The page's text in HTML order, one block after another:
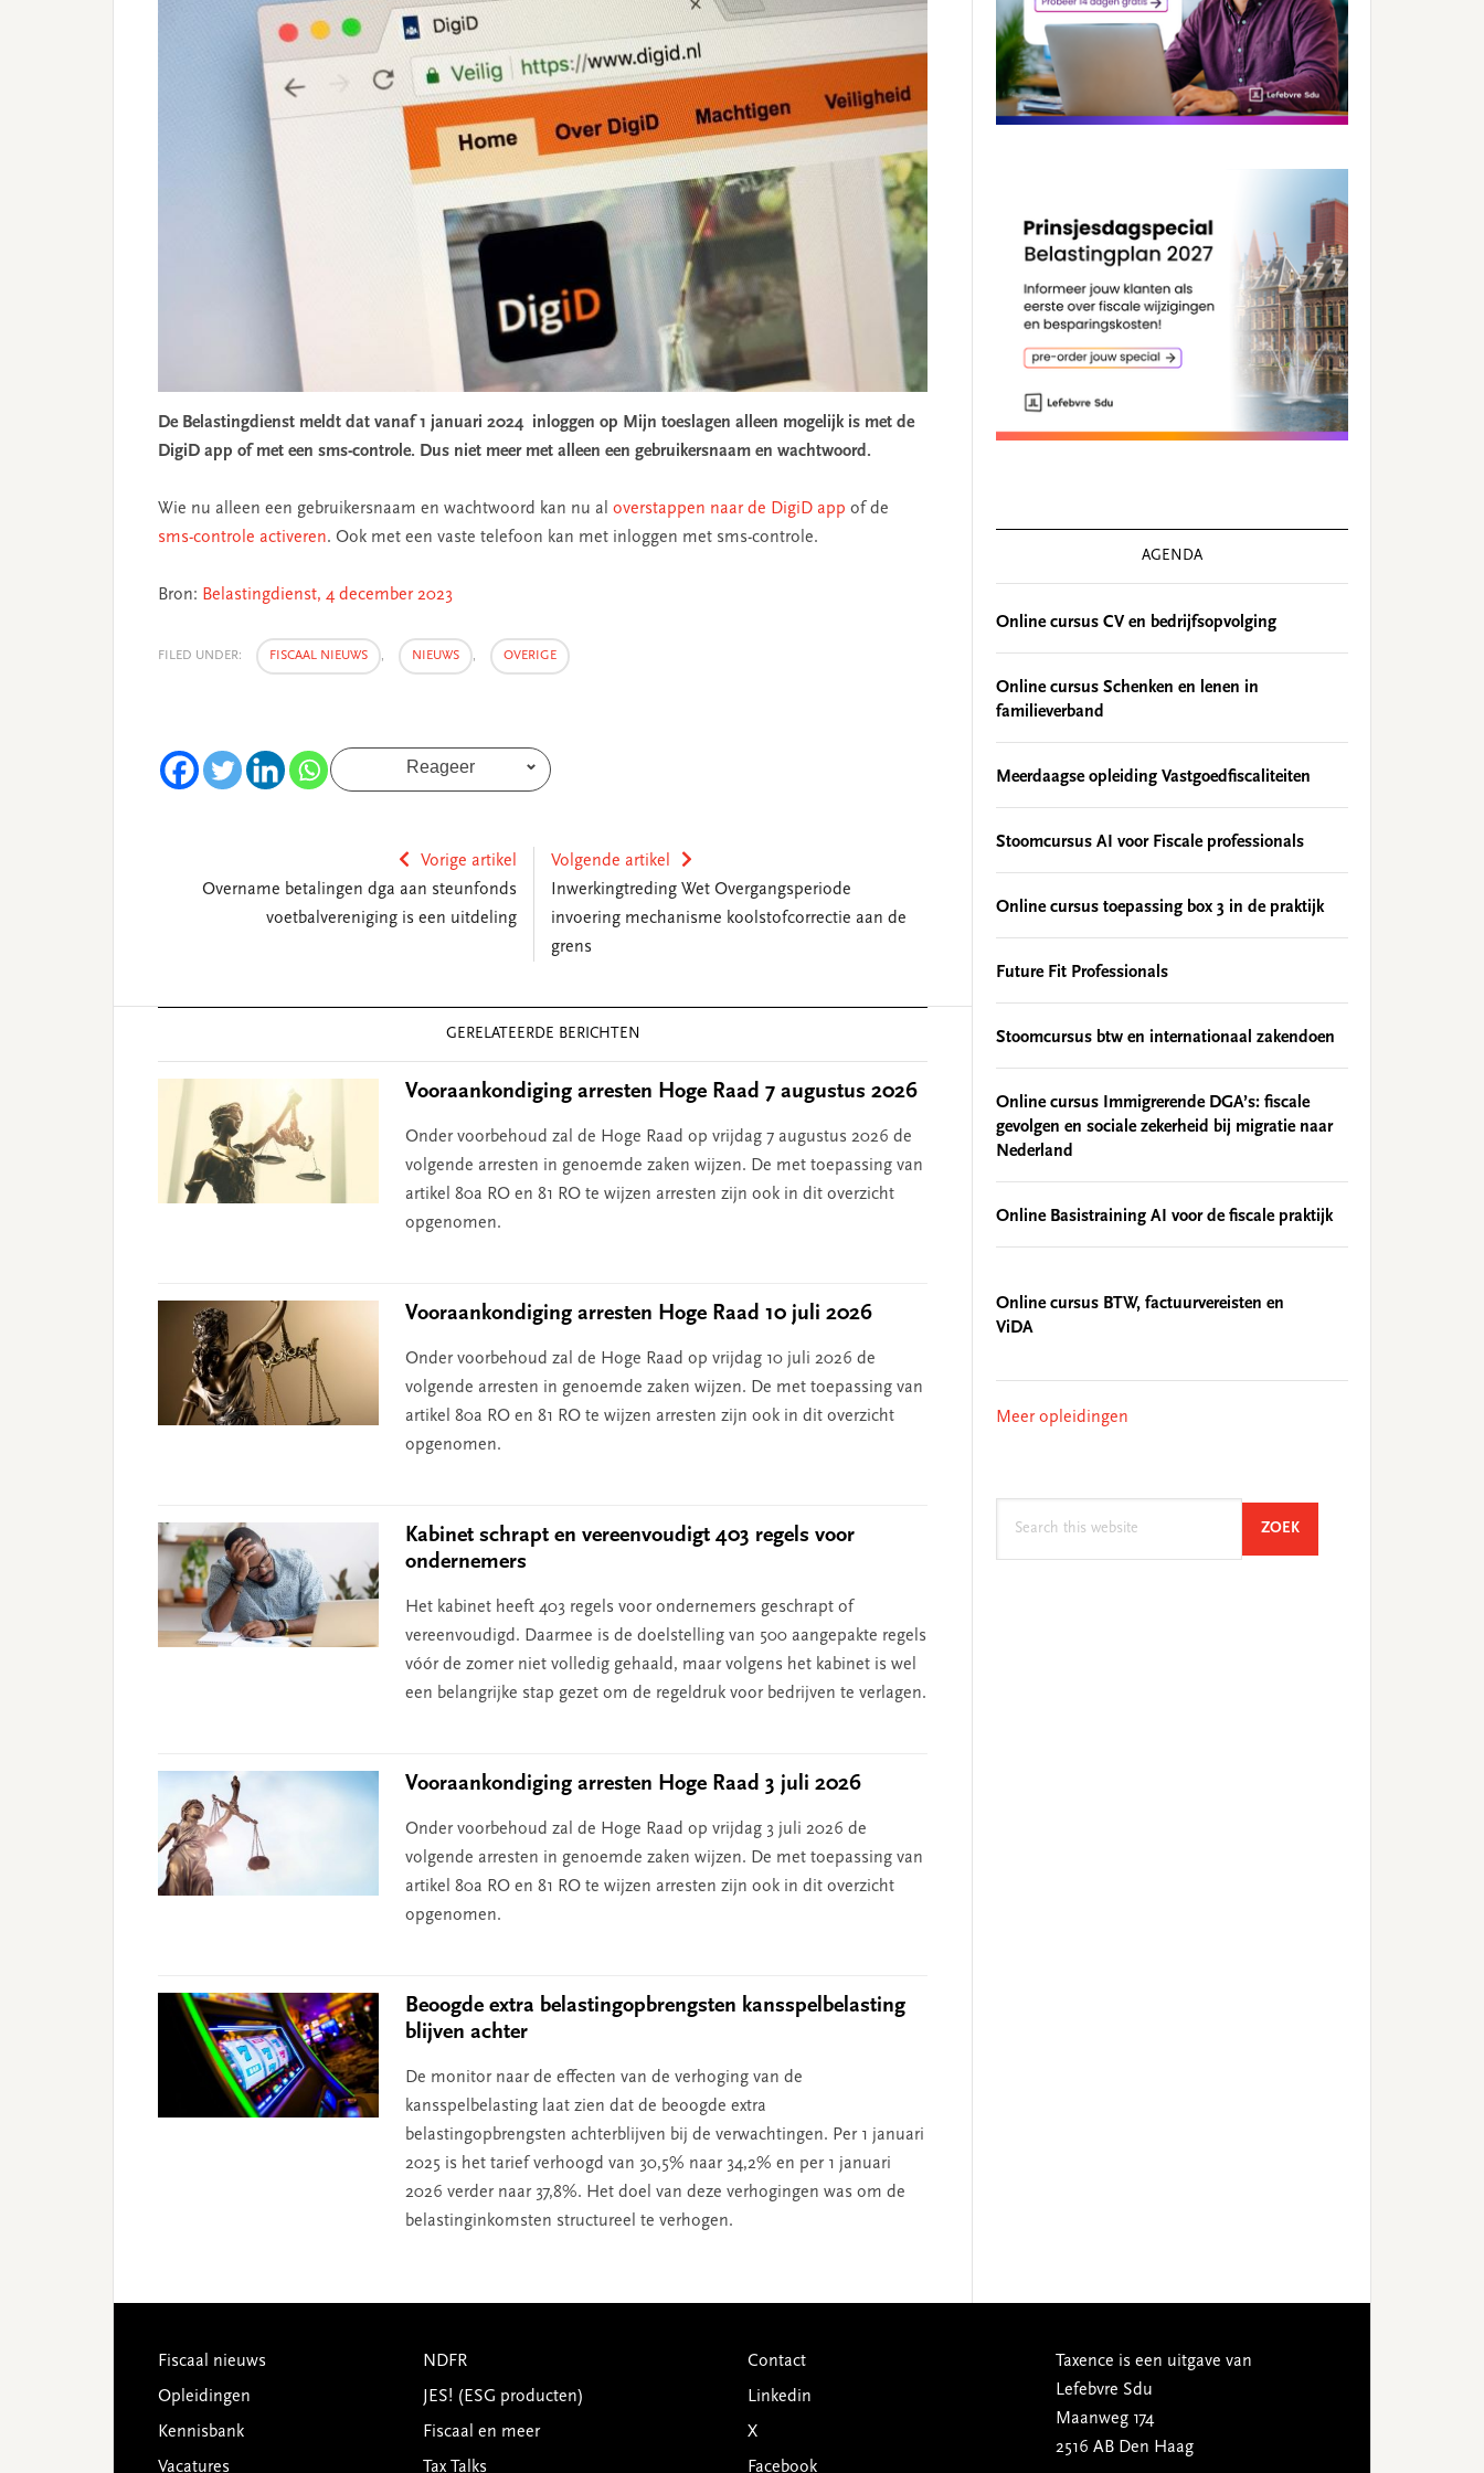
De Belastingdienst meldt dat vanaf 1 januari 2024 inloggen op Mijn toeslagen alleen mogelijk is met de
DigiD app of met een sms-controle. Dus niet meer met alleen een gebruikersnaam en wachtwoord.
Wie nu alleen een gebruikersnaam en wachtwoord kan nu al overstappen naar de DigiD app of de
sms-controle activeren. Ook met een vaste telefoon kan met inloggen met sms-controle.
Bron: Belastingdienst, 4 december 2023
FILED UNDER: FISCAAL NIEUWS , NIEUWS , OVERIGE
Reageer
Vorige artikel
Overname betalingen dga aan steunfonds
voetbalvereniging is een uitdeling
Volgende artikel
Inwerkingtreding Wet Overgangsperiode
invoering mechanisme koolstofcorrectie aan de
grens
GERELATEERDE BERICHTEN
Vooraankondiging arresten Hoge Raad 7 augustus 2026
Onder voorbehoud zal de Hoge Raad op vrijdag 7 augustus 2026 de
volgende arresten in genoemde zaken wijzen. De met toepassing van
artikel 80a RO en 81 RO te wijzen arresten zijn ook in dit overzicht
opgenomen.
Vooraankondiging arresten Hoge Raad 10 juli 2026
Onder voorbehoud zal de Hoge Raad op vrijdag 10 juli 2026 de
volgende arresten in genoemde zaken wijzen. De met toepassing van
artikel 80a RO en 81 RO te wijzen arresten zijn ook in dit overzicht
opgenomen.
Kabinet schrapt en vereenvoudigt 403 regels voor
ondernemers
Het kabinet heeft 403 regels voor ondernemers geschrapt of
vereenvoudigd. Daarmee is de doelstelling van 500 aangepakte regels
vóór de zomer niet volledig gehaald, maar volgens het kabinet is wel
een belangrijke stap gezet om de regeldruk voor bedrijven te verlagen.
Vooraankondiging arresten Hoge Raad 3 juli 2026
Onder voorbehoud zal de Hoge Raad op vrijdag 3 juli 2026 de
volgende arresten in genoemde zaken wijzen. De met toepassing van
artikel 80a RO en 81 RO te wijzen arresten zijn ook in dit overzicht
opgenomen.
Beoogde extra belastingopbrengsten kansspelbelasting
blijven achter
De monitor naar de effecten van de verhoging van de
kansspelbelasting laat zien dat de beoogde extra
belastingopbrengsten achterblijven bij de verwachtingen. Per 1 januari
2025 is het tarief verhoogd van 30,5% naar 34,2% en per 1 januari
2026 verder naar 37,8%. Het doel van deze verhogingen was om de
belastinginkomsten structureel te verhogen.
AGENDA
Online cursus CV en bedrijfsopvolging
Online cursus Schenken en lenen in
familieverband
Meerdaagse opleiding Vastgoedfiscaliteiten
Stoomcursus AI voor Fiscale professionals
Online cursus toepassing box 3 in de praktijk
Future Fit Professionals
Stoomcursus btw en internationaal zakendoen
Online cursus Immigrerende DGA’s: fiscale
gevolgen en sociale zekerheid bij migratie naar
Nederland
Online Basistraining AI voor de fiscale praktijk
Online cursus BTW, factuurvereisten en
ViDA
Meer opleidingen
ZOEKSEARCH
Footer
Fiscaal nieuws
Opleidingen
Kennisbank
Vacatures
NDFR
JES! (ESG producten)
Fiscaal en meer
Tax Talks
Contact
Linkedin
X
Facebook
Taxence is een uitgave van
Lefebvre Sdu
Maanweg 174
2516 AB Den Haag